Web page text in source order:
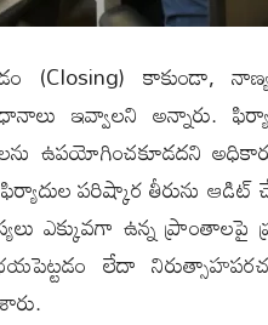
(Closing) కాకుండా,
ఇవ్వాల‌ని అన్నారు.
ఉపయోగించకూడదని
ఫిర్యాదుల పరిష్కార తీరును
ఎక్కువగా ఉన్న ప్రాంతాలపై
భయపెట్టడం లేదా